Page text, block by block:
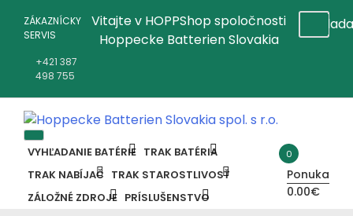
ZÁKAZNÍCKY
SERVIS
+421 387
498 755
Vitajte v HOPPShop spoločnosti
Hoppecke Batterien Slovakia
Hoppecke Batterien Slovakia Spol.
S R.o.
Online B2B konfigurátor HOPPECKE
VYHĽADANIE BATÉRIE TRAK BATÉRIA
TRAK NABÍJAČ TRAK STAROSTLIVOSŤ
ZÁLOŽNÉ ZDROJE PRÍSLUŠENSTVO
0
Ponuka
0.00€